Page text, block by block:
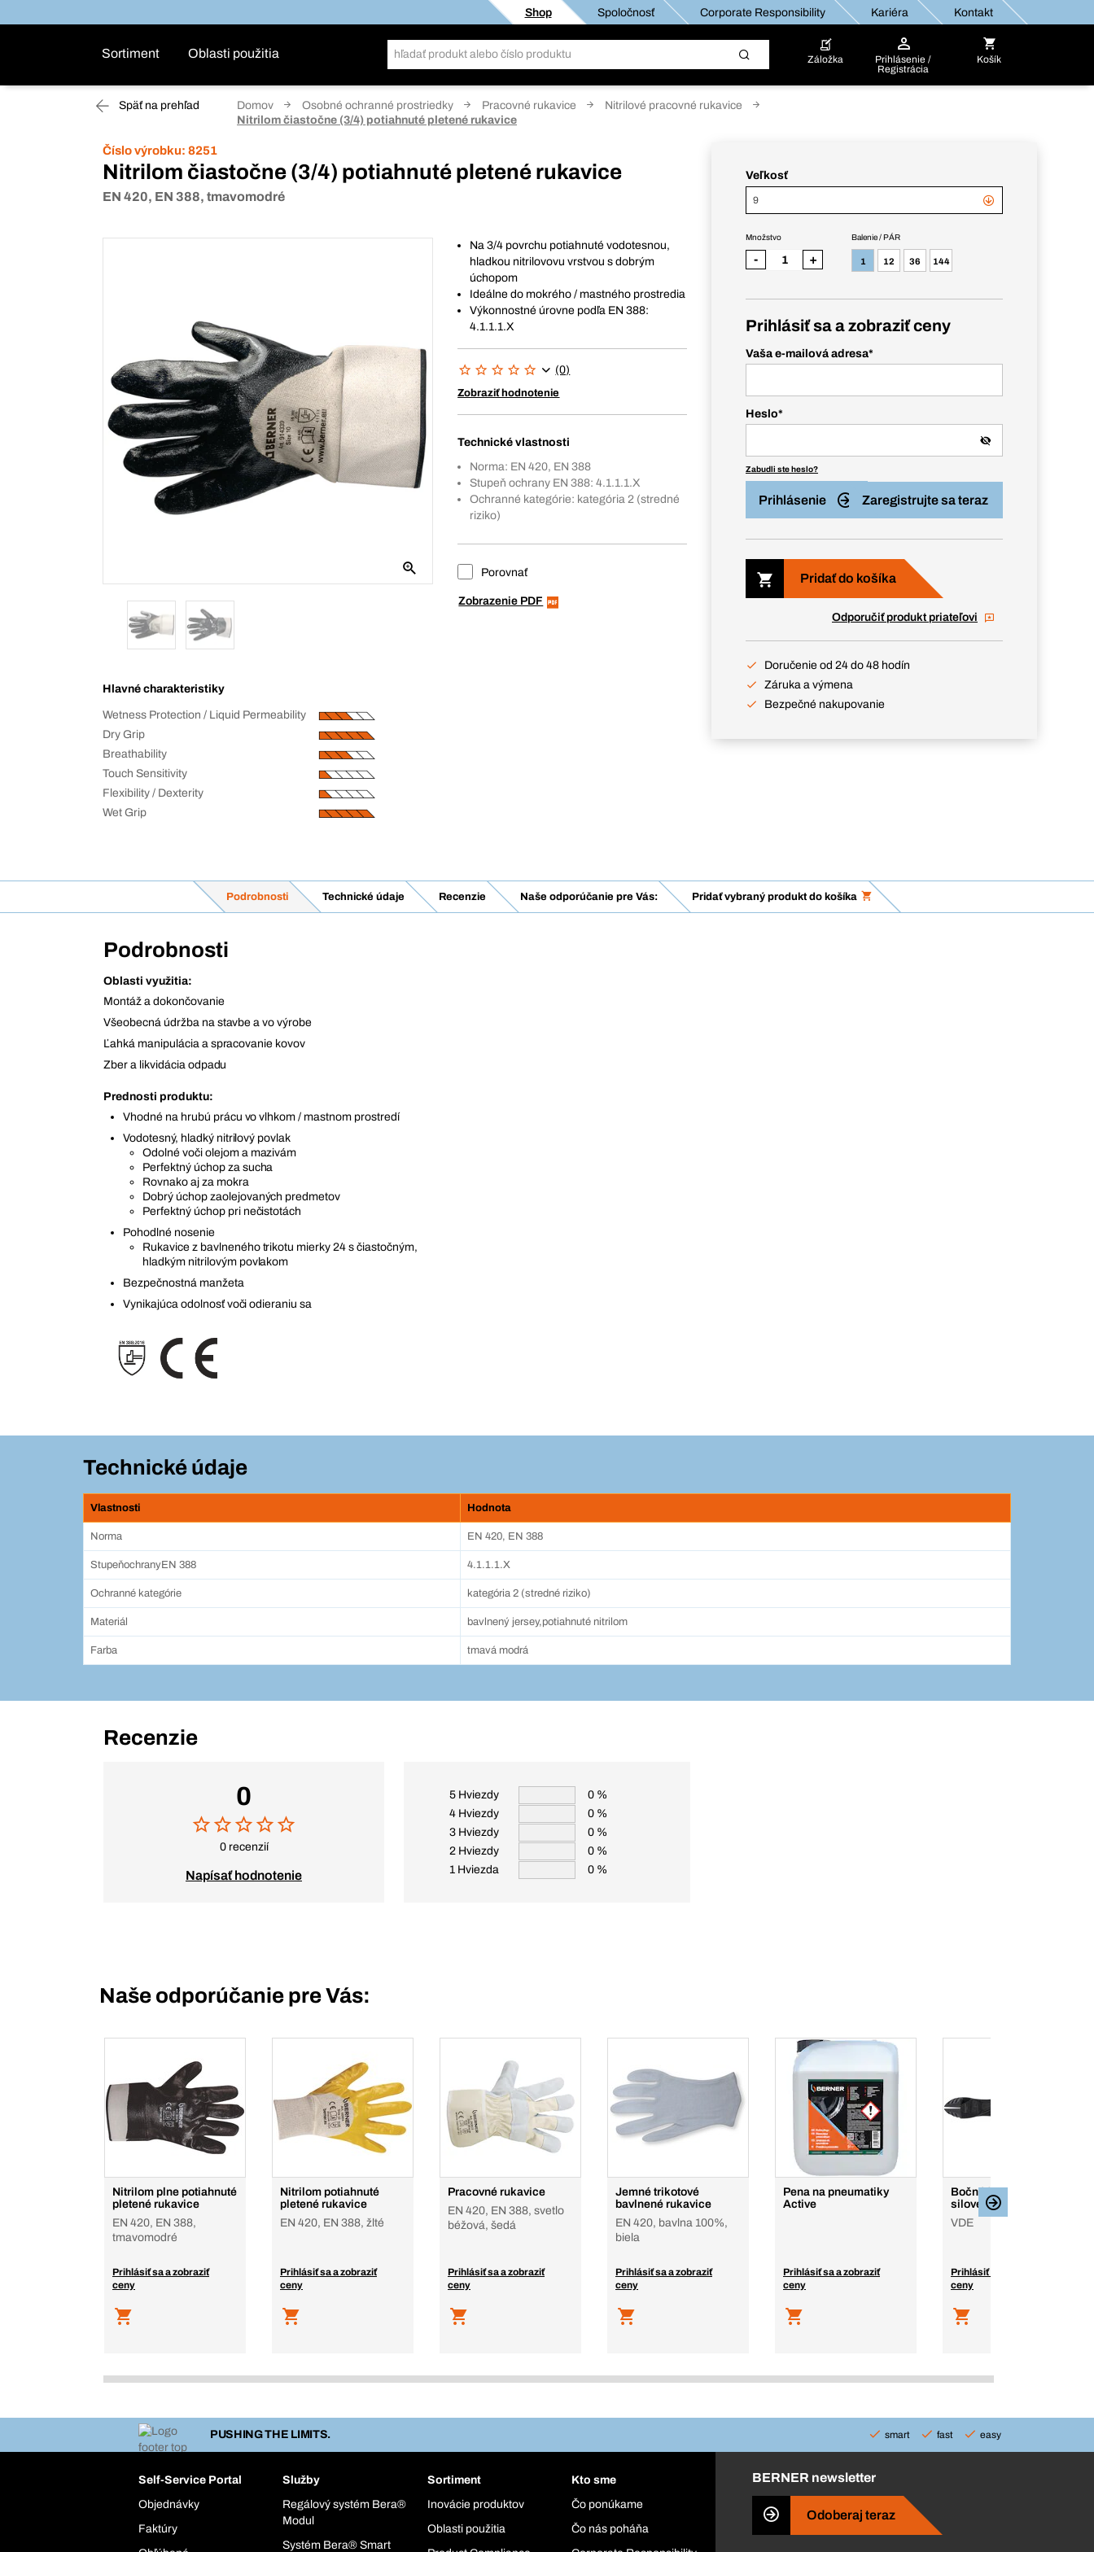
Shop Spoločnosť Corporate Responsibility Kariéra Kontakt
Sortiment Oblasti použitia Záložka
Prihlásenie /
Registrácia
Košík
Späť na prehľad Domov Osobné ochranné prostriedky Pracovné rukavice
Nitrilové pracovné rukavice
Nitrilom čiastočne (3/4) potiahnuté pletené rukavice
Číslo výrobku: 8251
Nitrilom čiastočne (3/4) potiahnuté pletené rukavice
EN 420, EN 388, tmavomodré
Hlavné charakteristiky
Wetness Protection / Liquid Permeability
Dry Grip
Breathability
Touch Sensitivity
Flexibility / Dexterity
Wet Grip
Na 3/4 povrchu potiahnuté vodotesnou,
hladkou nitrilovovu vrstvou s dobrým
úchopom
Ideálne do mokrého / mastného prostredia
Výkonnostné úrovne podľa EN 388:
4.1.1.1.X
(0)
Zobraziť hodnotenie
Technické vlastnosti
Norma: EN 420, EN 388
Stupeň ochrany EN 388: 4.1.1.1.X
Ochranné kategórie: kategória 2 (stredné
riziko)
Porovnať
Zobrazenie PDF
Veľkosť
9
Balenie / PÁR
1 12 36 144
Množstvo
- +
Prihlásiť sa a zobraziť ceny
Vaša e-mailová adresa*
Heslo*
Zabudli ste heslo?
Prihlásenie Zaregistrujte sa teraz
Pridať do košíka
Odporučiť produkt priateľovi
Doručenie od 24 do 48 hodín
Záruka a výmena
Bezpečné nakupovanie
Podrobnosti Technické údaje Recenzie Naše odporúčanie pre Vás: Pridať vybraný produkt do košíka
Podrobnosti
Oblasti využitia:
Montáž a dokončovanie
Všeobecná údržba na stavbe a vo výrobe
Ľahká manipulácia a spracovanie kovov
Zber a likvidácia odpadu
Prednosti produktu:
Vhodné na hrubú prácu vo vlhkom / mastnom prostredí
Vodotesný, hladký nitrilový povlak
Odolné voči olejom a mazivám
Perfektný úchop za sucha
Rovnako aj za mokra
Dobrý úchop zaolejovaných predmetov
Perfektný úchop pri nečistotách
Pohodlné nosenie
Rukavice z bavlneného trikotu mierky 24 s čiastočným,
hladkým nitrilovým povlakom
Bezpečnostná manžeta
Vynikajúca odolnosť voči odieraniu sa
Technické údaje
Vlastnosti Hodnota
Norma EN 420, EN 388
StupeňochranyEN 388 4.1.1.1.X
Ochranné kategórie kategória 2 (stredné riziko)
Materiál bavlnený jersey,potiahnuté nitrilom
Farba tmavá modrá
Recenzie
0
0 recenzií
Napísať hodnotenie
5 Hviezdy
0 %
4 Hviezdy
0 %
3 Hviezdy
0 %
2 Hviezdy
0 %
1 Hviezda
0 %
Naše odporúčanie pre Vás:
Nitrilom plne potiahnuté
pletené rukavice
EN 420, EN 388,
tmavomodré
Prihlásiť sa a zobraziť
ceny
Nitrilom potiahnuté
pletené rukavice
EN 420, EN 388, žlté
Prihlásiť sa a zobraziť
ceny
Pracovné rukavice
EN 420, EN 388, svetlo
béžová, šedá
Prihlásiť sa a zobraziť
ceny
Jemné trikotové
bavlnené rukavice
EN 420, bavlna 100%,
biela
Prihlásiť sa a zobraziť
ceny
Pena na pneumatiky
Active
Prihlásiť sa a zobraziť
ceny
Bočné štipacie kliešte,
silové, izolované
VDE
Prihlásiť sa a zobraziť
ceny
PUSHING THE LIMITS. smart fast easy
Self-Service Portal
Objednávky
Faktúry
Služby
Regálový systém Bera®
Modul
Systém Bera® Smart
Sortiment
Inovácie produktov
Oblasti použitia
Kto sme
Čo ponúkame
Čo nás poháňa
BERNER newsletter
Odoberaj teraz